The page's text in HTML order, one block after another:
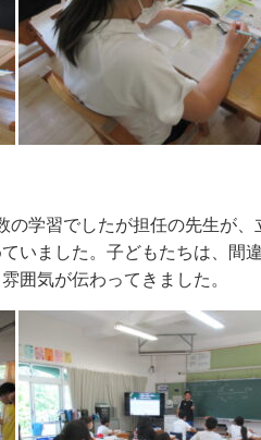
学習でしたが担任の先生が
いました。子どもたちは、間
囲気が伝わってきました。